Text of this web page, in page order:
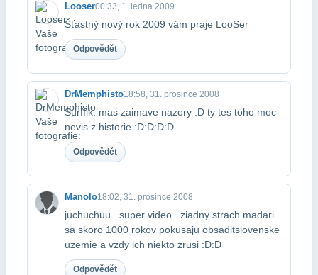
Looser00:33, 1. ledna 2009
Šťastný nový rok 2009 vám praje LooSer
Odpovědět
DrMemphisto18:58, 31. prosince 2008
Surffik: mas zaimave nazory :D ty tes toho moc
nevis z historie :D:D:D:D
Odpovědět
Manolo18:02, 31. prosince 2008
juchuchuu.. super video.. ziadny strach madari
sa skoro 1000 rokov pokusaju obsadit​slovenske
uzemie a vzdy ich niekto zrusi :D:D
Odpovědět